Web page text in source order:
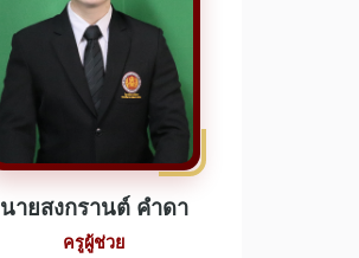
นายสงกรานต์ คำดา
ครูผู้ช่วย